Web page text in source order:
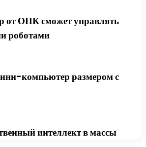
от ОПК сможет управлять
роботами
компьютер размером с
интеллект в массы